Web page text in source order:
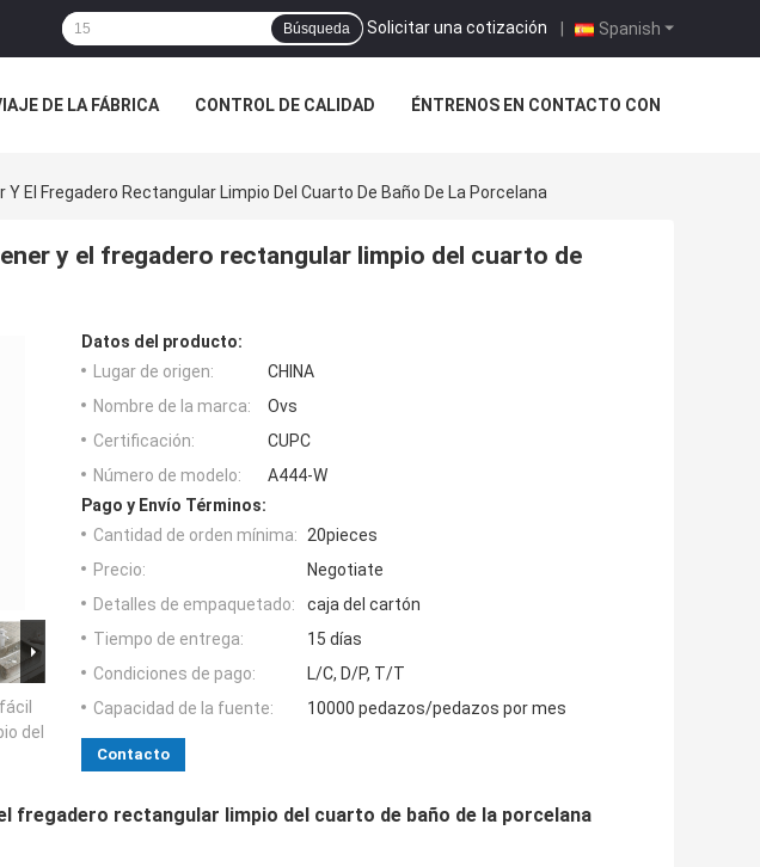
Spanish
Solicitar una cotización |
Búsqueda
DE LA FÁBRICA CONTROL DE CALIDAD ÉNTRENOS EN CONTACTO CON
Y El Fregadero Rectangular Limpio Del Cuarto De Baño De La Porcelana
y el fregadero rectangular limpio del cuarto de
del
Datos del producto:
Lugar de origen:
CHINA
Nombre de la marca:
Ovs
Certificación:
CUPC
Número de modelo:
A444-W
Pago y Envío Términos:
Cantidad de orden mínima: 20pieces
Precio:
Negotiate
Detalles de empaquetado:
caja del cartón
Tiempo de entrega:
15 días
Condiciones de pago:
L/C, D/P, T/T
Capacidad de la fuente:
10000 pedazos/pedazos por mes
Contacto
fregadero rectangular limpio del cuarto de baño de la porcelana